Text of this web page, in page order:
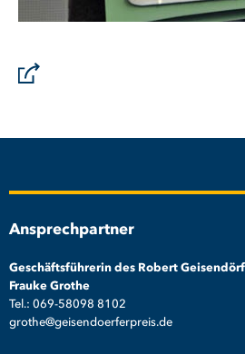
Ansprechpartner
Geschäftsführerin des Robert
Frauke Grothe
Tel.: 069-58098 8102
grothe@geisendoerferpreis.de